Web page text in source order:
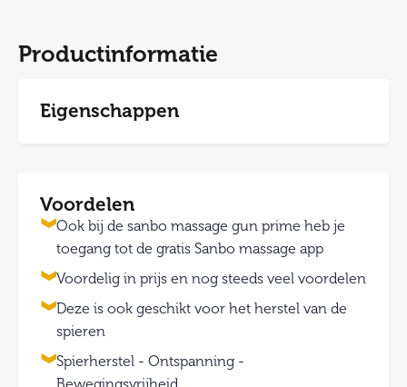
Productinformatie
Eigenschappen
Voordelen
Ook bij de sanbo massage gun prime heb je
toegang tot de gratis Sanbo massage app
Voordelig in prijs en nog steeds veel voordelen
Deze is ook geschikt voor het herstel van de
spieren
Spierherstel - Ontspanning -